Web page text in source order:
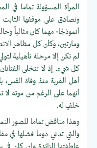
المرأة المسؤولة تماما في
وتصادق على موقفها
أنموذجًا- مهما كان مثالياً
ومارتين، وكأن كل مظاهر
لم تكن إلا مرحلة تأهيلية
كل شيء. إذ لا تتخلى
أهل القرية منذ وفاة
أنهما على الرغم من موته لا
خلفٍ له.
وهذا مناقض تماما للصور
والتي تدعي دوما فشلها في